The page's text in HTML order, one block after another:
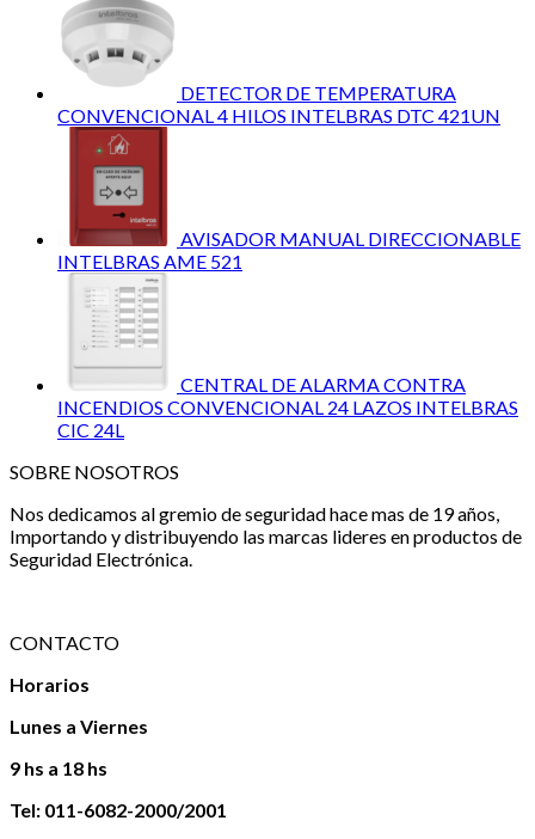
DETECTOR DE TEMPERATURA
CONVENCIONAL 4 HILOS INTELBRAS DTC 421UN
AVISADOR MANUAL DIRECCIONABLE
INTELBRAS AME 521
CENTRAL DE ALARMA CONTRA
INCENDIOS CONVENCIONAL 24 LAZOS INTELBRAS
CIC 24L
SOBRE NOSOTROS
Nos dedicamos al gremio de seguridad hace mas de 19 años,
Importando y distribuyendo las marcas lideres en productos de
Seguridad Electrónica.
CONTACTO
Horarios
Lunes a Viernes
9 hs a 18 hs
Tel: 011-6082-2000/2001